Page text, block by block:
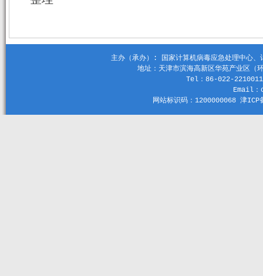
主办（承办）: 国家计算机病毒应急处理中心
地址：天津市滨海高新区华苑产业区
Tel：86-022-
Email
网站标识码：1200000068 津